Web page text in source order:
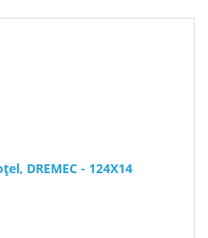
DREMEC - 124X14